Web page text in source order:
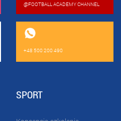
@FOOTBALL ACADEMY CHANNEL
+48 500 200 490
SPORT